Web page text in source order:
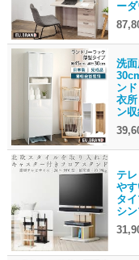
ー
洗
ン
衣
ン
テ
や
タ
シ